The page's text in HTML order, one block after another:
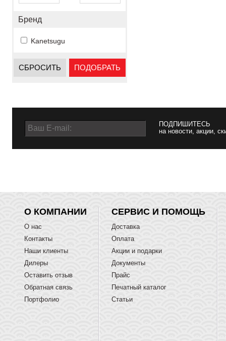
Бренд
Kanetsugu
СБРОСИТЬ ПОДОБРАТЬ
ПОДПИШИТЕСЬ
на новости, акции,
О КОМПАНИИ
О нас
Контакты
Наши клиенты
Дилеры
Оставить отзыв
Обратная связь
Портфолио
СЕРВИС И ПОМОЩЬ
Доставка
Оплата
Акции и подарки
Документы
Прайс
Печатный каталог
Статьи